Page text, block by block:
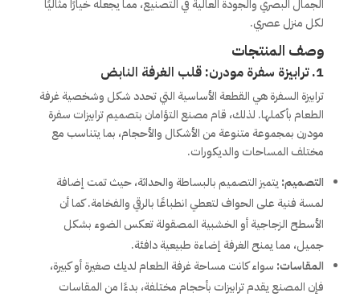
الجمال البصري والجودة العالية في التصنيع، مما يجعله خيارًا مثاليًا
لكل منزل عصري.
وصف المنتجات
1. ترابيزة سفرة مودرن: قلب الغرفة النابض
ترابيزة السفرة هي القطعة الأساسية التي تحدد شكل وشخصية غرفة
الطعام بأكملها. لذلك، قام مصنع التؤامان بتصميم ترابيزات سفرة
مودرن بمجموعة متنوعة من الأشكال والأحجام، بما يتناسب مع
مختلف المساحات والديكورات.
التصميم:يتميز التصميم بالبساطة والحداثة، حيث تمت إضافة
لمسة فنية على الحواف لتعطي انطباعًا بالرقي والفخامة. كما أن
الأسطح الزجاجية أو الخشبية المصقولة تعكس الضوء بشكل
جميل، مما يمنح الغرفة إضاءة طبيعية دافئة.
المقاسات: سواء كانت مساحة غرفة الطعام لديك صغيرة أو كبيرة،
فإن المصنع يقدم ترابيزات بأحجام مختلفة، بدءًا من المقاسات